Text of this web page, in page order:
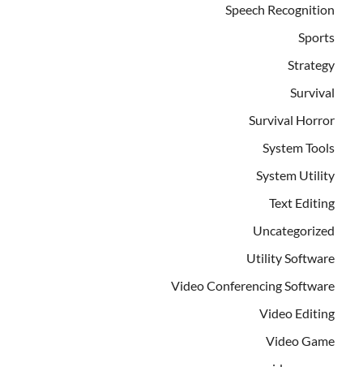
Speech Recognition
Sports
Strategy
Survival
Survival Horror
System Tools
System Utility
Text Editing
Uncategorized
Utility Software
Video Conferencing Software
Video Editing
Video Game